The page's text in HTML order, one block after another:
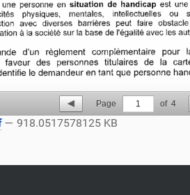
Page 1 of 4
— 918.0517578125 KB